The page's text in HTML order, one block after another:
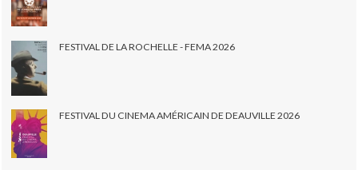
FESTIVAL DE LA ROCHELLE - FEMA 2026
FESTIVAL DU CINEMA AMÉRICAIN DE DEAUVILLE 2026